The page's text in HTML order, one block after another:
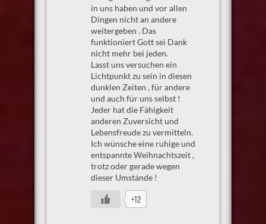
in uns haben und vor allen
Dingen nicht an andere
weitergeben . Das
funktioniert Gott sei Dank
nicht mehr bei jeden.
Lasst uns versuchen ein
Lichtpunkt zu sein in diesen
dunklen Zeiten , für andere
und auch für uns selbst !
Jeder hat die Fähigkeit
anderen Zuversicht und
Lebensfreude zu vermitteln.
Ich wünsche eine ruhige und
entspannte Weihnachtszeit ,
trotz oder gerade wegen
dieser Umstände !
+12